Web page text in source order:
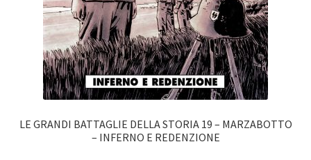
LE GRANDI BATTAGLIE DELLA STORIA 19 – MARZABOTTO
– INFERNO E REDENZIONE